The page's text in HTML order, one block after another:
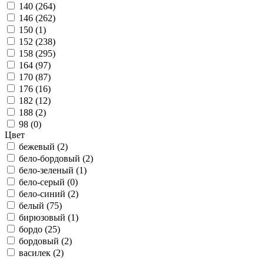
140 (264)
146 (262)
150 (1)
152 (238)
158 (295)
164 (97)
170 (87)
176 (16)
182 (12)
188 (2)
98 (0)
Цвет
бежевый (2)
бело-бордовый (2)
бело-зеленый (1)
бело-серый (0)
бело-синий (2)
белый (75)
бирюзовый (1)
бордо (25)
бордовый (2)
василек (2)